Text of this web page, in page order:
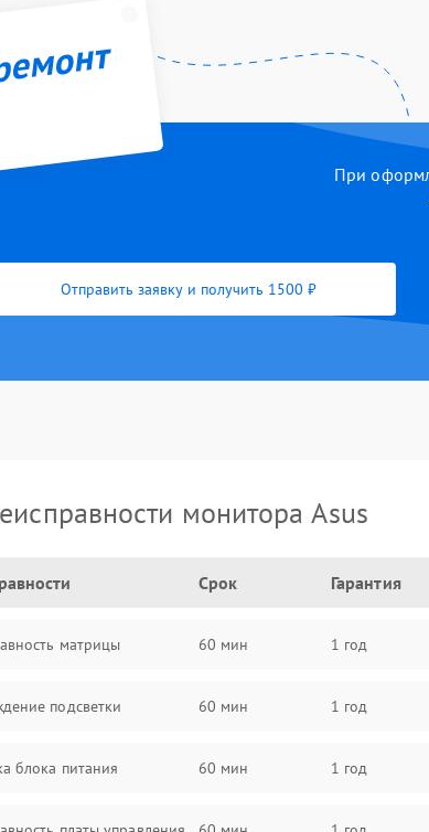
При
Отправить заявку и получить 1500 ₽
монитора Asus
Срок Гарантия
матрицы 60 мин 1 год
подсветки 60 мин 1 год
блока питания 60 мин 1 год